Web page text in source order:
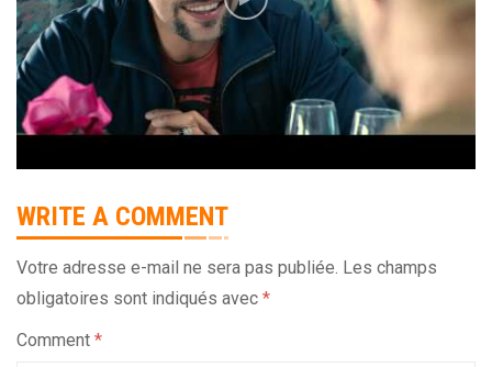
WRITE A COMMENT
Votre adresse e-mail ne sera pas publiée. Les champs
obligatoires sont indiqués avec *
Comment *